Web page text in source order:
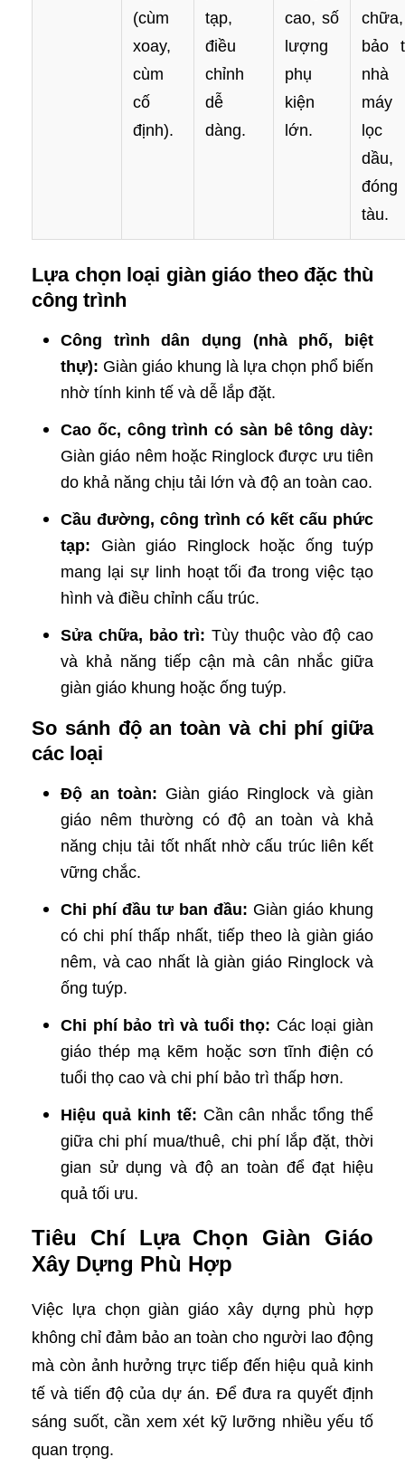
(cùm
xoay,
cùm
cố
định).
tạp,
điều
chỉnh
dễ
dàng.
cao, số
lượng
phụ
kiện
lớn.
chữa,
bảo
nhà
máy
lọc
dầu,
đóng
tàu.
Lựa chọn loại giàn giáo theo đặc thù
công trình
Công trình dân dụng (nhà phố, biệt
thự): Giàn giáo khung là lựa chọn phổ biến
nhờ tính kinh tế và dễ lắp đặt.
Cao ốc, công trình có sàn bê tông dày:
Giàn giáo nêm hoặc Ringlock được ưu tiên
do khả năng chịu tải lớn và độ an toàn cao.
Cầu đường, công trình có kết cấu phức
tạp: Giàn giáo Ringlock hoặc ống tuýp
mang lại sự linh hoạt tối đa trong việc tạo
hình và điều chỉnh cấu trúc.
Sửa chữa, bảo trì: Tùy thuộc vào độ cao
và khả năng tiếp cận mà cân nhắc giữa
giàn giáo khung hoặc ống tuýp.
So sánh độ an toàn và chi phí giữa
các loại
Độ an toàn: Giàn giáo Ringlock và giàn
giáo nêm thường có độ an toàn và khả
năng chịu tải tốt nhất nhờ cấu trúc liên kết
vững chắc.
Chi phí đầu tư ban đầu: Giàn giáo khung
có chi phí thấp nhất, tiếp theo là giàn giáo
nêm, và cao nhất là giàn giáo Ringlock và
ống tuýp.
Chi phí bảo trì và tuổi thọ: Các loại giàn
giáo thép mạ kẽm hoặc sơn tĩnh điện có
tuổi thọ cao và chi phí bảo trì thấp hơn.
Hiệu quả kinh tế: Cần cân nhắc tổng thể
giữa chi phí mua/thuê, chi phí lắp đặt, thời
gian sử dụng và độ an toàn để đạt hiệu
quả tối ưu.
Tiêu Chí Lựa Chọn Giàn Giáo
Xây Dựng Phù Hợp
Việc lựa chọn giàn giáo xây dựng phù hợp
không chỉ đảm bảo an toàn cho người lao động
mà còn ảnh hưởng trực tiếp đến hiệu quả kinh
tế và tiến độ của dự án. Để đưa ra quyết định
sáng suốt, cần xem xét kỹ lưỡng nhiều yếu tố
quan trọng.